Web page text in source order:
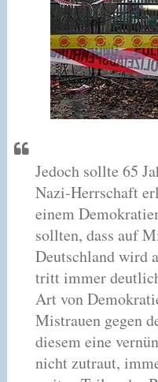
Jedoch sollte 65
Nazi-Herrschaft
einem
sollten, dass auf
Deutschland wird
tritt immer
Art von
Mistrauen gegen
diesem eine
nicht zutraut,